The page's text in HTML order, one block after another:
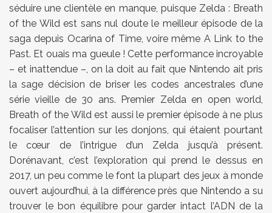
séduire une clientèle en manque, puisque Zelda : Breath
of the Wild est sans nul doute le meilleur épisode de la
saga depuis Ocarina of Time, voire même A Link to the
Past. Et ouais ma gueule ! Cette performance incroyable
– et inattendue –, on la doit au fait que Nintendo ait pris
la sage décision de briser les codes ancestrales d’une
série vieille de 30 ans. Premier Zelda en open world,
Breath of the Wild est aussi le premier épisode à ne plus
focaliser l’attention sur les donjons, qui étaient pourtant
le cœur de l’intrigue d’un Zelda jusqu’à présent.
Dorénavant, c’est l’exploration qui prend le dessus en
2017, un peu comme le font la plupart des jeux à monde
ouvert aujourd’hui, à la différence près que Nintendo a su
trouver le bon équilibre pour garder intact l’ADN de la